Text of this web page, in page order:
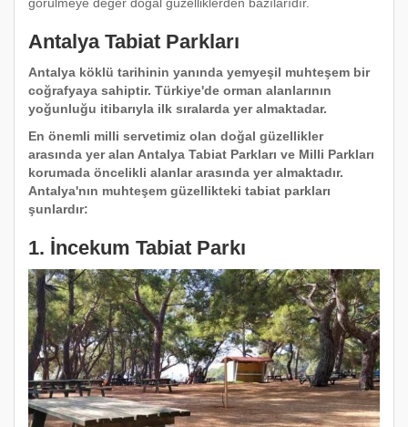
Antalya Tabiat Parkları
Antalya köklü tarihinin yanında yemyeşil muhteşem bir
coğrafyaya sahiptir. Türkiye'de orman alanlarının
yoğunluğu itibarıyla ilk sıralarda yer almaktadar.
En önemli milli servetimiz olan doğal güzellikler
arasında yer alan Antalya Tabiat Parkları ve Milli Parkları
korumada öncelikli alanlar arasında yer almaktadır.
Antalya'nın muhteşem güzellikteki tabiat parkları
şunlardır:
1. İncekum Tabiat Parkı